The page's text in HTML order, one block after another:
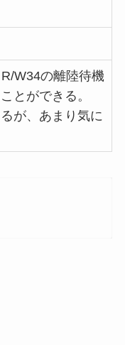
W34の離陸待機
とができる。
が、あまり気に